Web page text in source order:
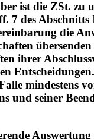
ist die ZSt. zu
7 des
die
ihrer
mindestens
und seiner